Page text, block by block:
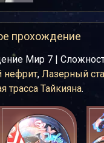
прохождение
Мир 7 |
нефрит, Лазерный
трасса Тайкияна.